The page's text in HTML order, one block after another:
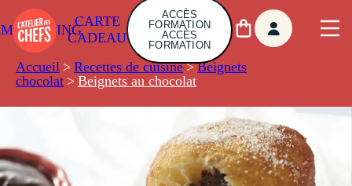
CARTE
CADEAU
ACCÈS
FORMATION
ACCÈS
FORMATION
Accueil > Recettes de cuisine > Beignets
chocolat > Beignets au chocolat